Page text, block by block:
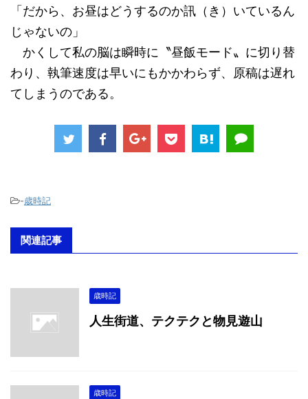
「だから、お昼はどうするのか訊（き）いているん
じゃないの」
かくして私の脳は瞬時に〝昼飯モード〟に切り替
わり、執筆速度は早いにもかかわらず、原稿は遅れ
てしまうのである。
-歳時記
関連記事
歳時記
人生街道、テクテクと物見遊山
歳時記